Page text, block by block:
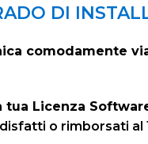
DI
comodamente
Licenza
o rimborsati al